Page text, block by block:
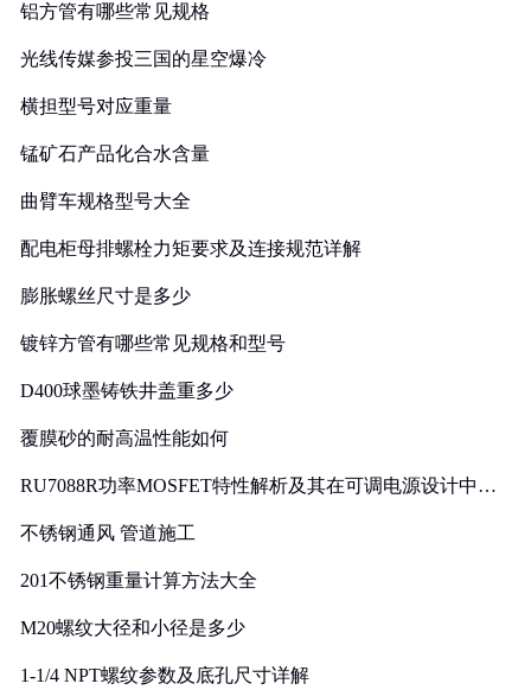
铝方管有哪些常见规格
光线传媒参投三国的星空爆冷
横担型号对应重量
锰矿石产品化合水含量
曲臂车规格型号大全
配电柜母排螺栓力矩要求及连接规范详解
膨胀螺丝尺寸是多少
镀锌方管有哪些常见规格和型号
D400球墨铸铁井盖重多少
覆膜砂的耐高温性能如何
RU7088R功率MOSFET特性解析及其在可调电源设计中的
不锈钢通风 管道施工
201不锈钢重量计算方法大全
M20螺纹大径和小径是多少
1-1/4 NPT螺纹参数及底孔尺寸详解